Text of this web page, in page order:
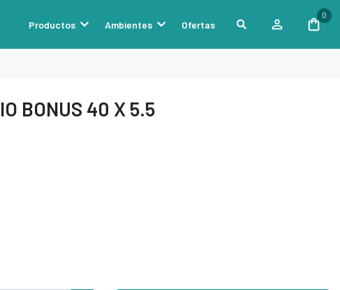
Productos Ambientes Ofertas
0
BONUS 40 X 5.5